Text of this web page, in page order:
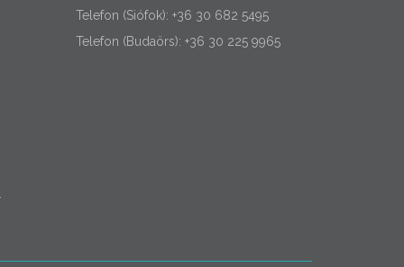
Telefon (Siófok): +36 30 682 5495
Telefon (Budaörs): +36 30 225 9965